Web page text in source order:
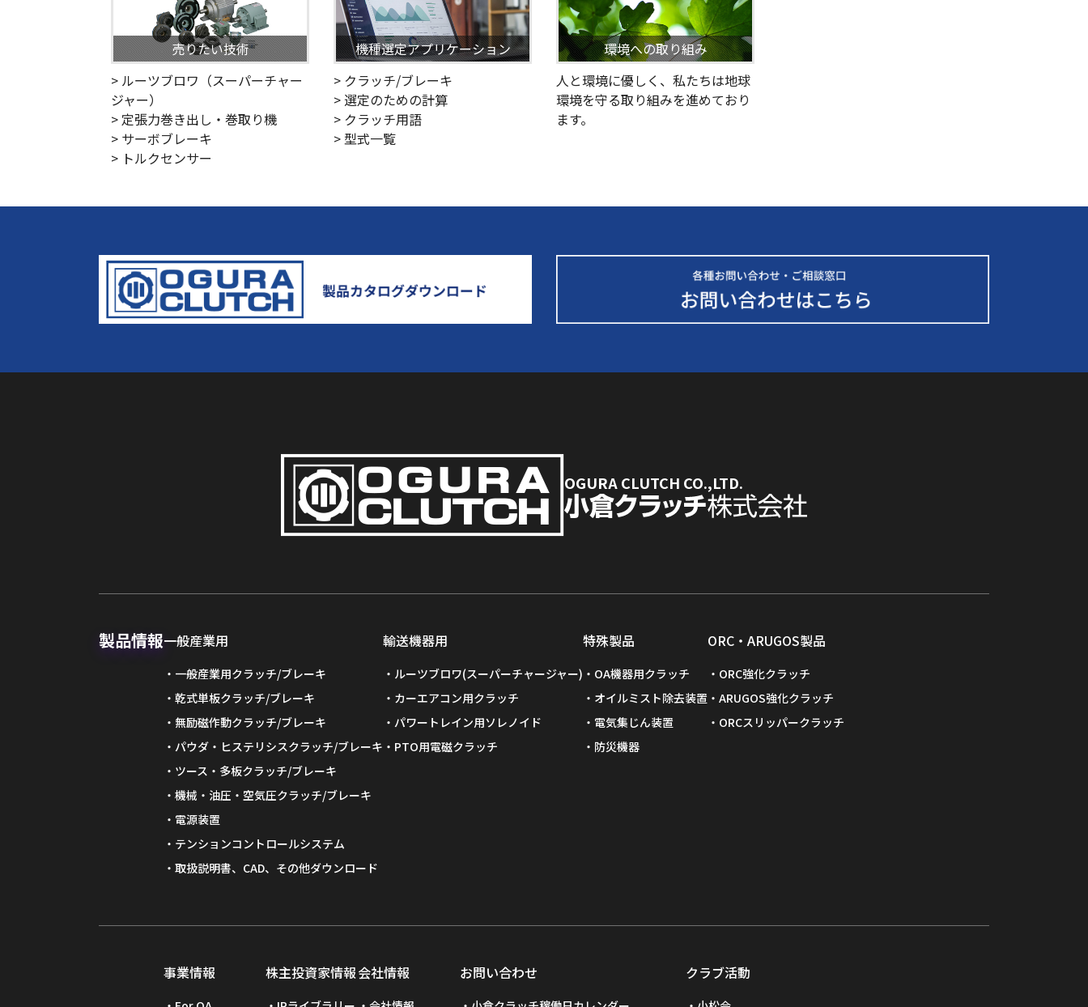
売りたい技術
> ルーツブロワ（スーパーチャー
ジャー）
> 定張力巻き出し・巻取り機
> サーボブレーキ
> トルクセンサー
機種選定アプリケーション
> クラッチ/ブレーキ
> 選定のための計算
> クラッチ用語
> 型式一覧
環境への取り組み
人と環境に優しく、私たちは地球
環境を守る取り組みを進めており
ます。
OGURA CLUTCH CO.,LTD.
製品情報一般産業用
一般産業用クラッチ/ブレーキ
乾式単板クラッチ/ブレーキ
無励磁作動クラッチ/ブレーキ
パウダ・ヒステリシスクラッチ/ブレーキ
ツース・多板クラッチ/ブレーキ
機械・油圧・空気圧クラッチ/ブレーキ
電源装置
テンションコントロールシステム
取扱説明書、CAD、その他ダウンロード
輸送機器用
ルーツブロワ(スーパーチャージャー)
カーエアコン用クラッチ
パワートレイン用ソレノイド
PTO用電磁クラッチ
特殊製品
OA機器用クラッチ
オイルミスト除去装置
電気集じん装置
防災機器
ORC・ARUGOS製品
ORC強化クラッチ
ARUGOS強化クラッチ
ORCスリッパークラッチ
事業情報 株主投資家情報会社情報 お問い合わせ クラブ活動